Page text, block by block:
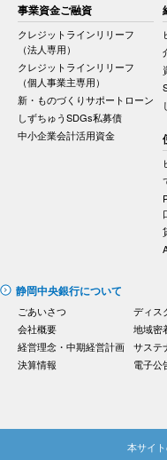
事業資金ご融資
クレジットラインリリーフ
（法人専用）
クレジットラインリリーフ
（個人事業主専用）
新・ものづくりサポートローン
しずちゅうSDGs私募債
中小企業会計活用資金
静岡中央銀行について
ごあいさつ
会社概要
経営理念・中期経営計画
決算情報
ディス
地域密
サステ
電子公
本サイ